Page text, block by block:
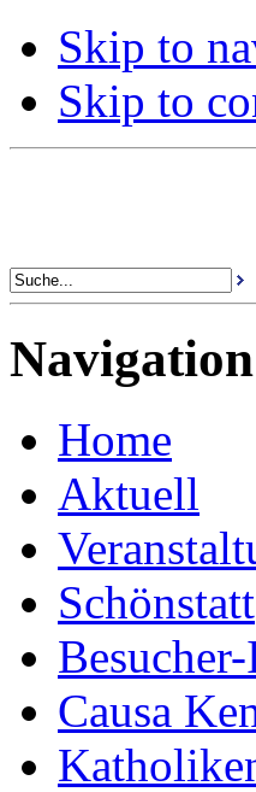
Skip to
Skip to
Navigation
Home
Aktuell
Schönstatt
Causa